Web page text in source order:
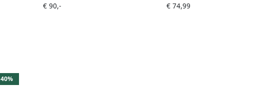
€ 90,-
€ 74,99
40%